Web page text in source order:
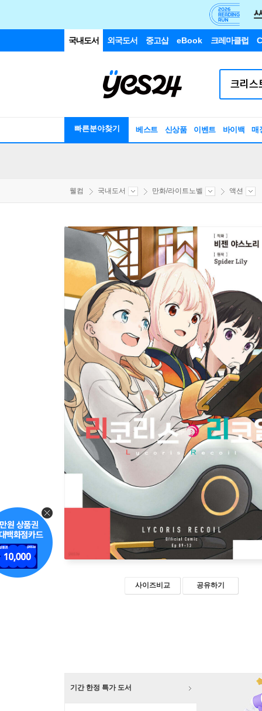
국내도서 외국도서 중고샵 eBook 크레마클럽
빠른분야찾기 베스트 신상품 이벤트 바이백 매
웰컴 국내도서 만화/라이트노벨 액션
사이즈비교 공유하기
기간 한정 특가 도서